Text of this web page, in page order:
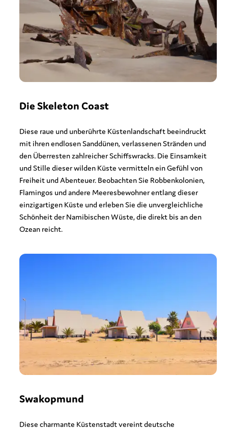
Die Skeleton Coast
Diese raue und unberührte Küstenlandschaft beeindruckt
mit ihren endlosen Sanddünen, verlassenen Stränden und
den Überresten zahlreicher Schiffswracks. Die Einsamkeit
und Stille dieser wilden Küste vermitteln ein Gefühl von
Freiheit und Abenteuer. Beobachten Sie Robbenkolonien,
Flamingos und andere Meeresbewohner entlang dieser
einzigartigen Küste und erleben Sie die unvergleichliche
Schönheit der Namibischen Wüste, die direkt bis an den
Ozean reicht.
Swakopmund
Diese charmante Küstenstadt vereint deutsche